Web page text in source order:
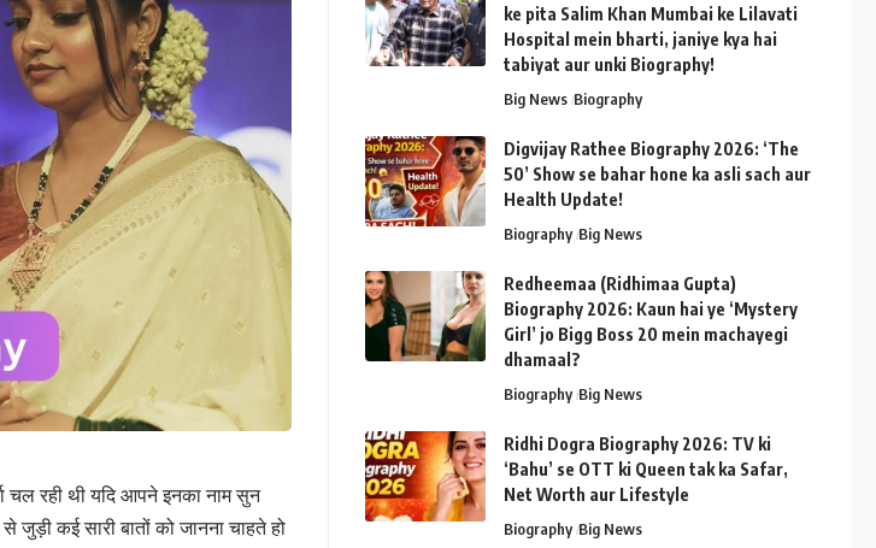
चल रही थी यदि आपने इनका नाम सुन
कई सारी बातों को जानना चाहते हो
ke pita Salim Khan Mumbai ke Lilavati
Hospital mein bharti, janiye kya hai
tabiyat aur unki Biography!
Big News Biography
Digvijay Rathee Biography 2026: ‘The
50’ Show se bahar hone ka asli sach aur
Health Update!
Biography Big News
Redheemaa (Ridhimaa Gupta)
Biography 2026: Kaun hai ye ‘Mystery
Girl’ jo Bigg Boss 20 mein machayegi
dhamaal?
Biography Big News
Ridhi Dogra Biography 2026: TV ki
‘Bahu’ se OTT ki Queen tak ka Safar,
Net Worth aur Lifestyle
Biography Big News